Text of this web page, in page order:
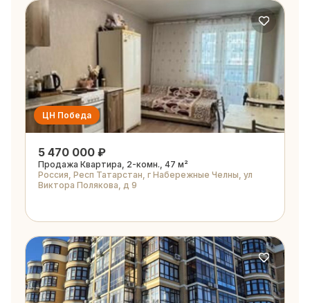
ЦН Победа
5 470 000 ₽
Продажа Квартира, 2-комн., 47 м²
Россия, Респ Татарстан, г Набережные Челны, ул
Виктора Полякова, д 9